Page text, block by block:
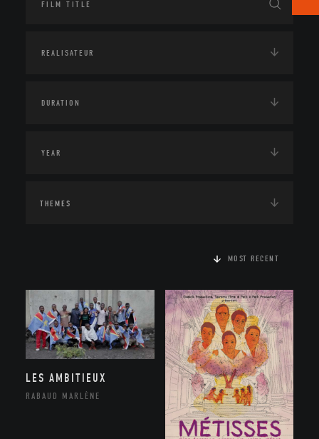
THEMES
MOST RECENT
LES AMBITIEUX
RABAUD MARLÈNE